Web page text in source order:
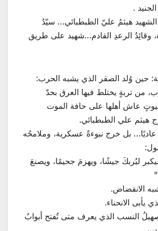
.
الشهيد هيثمُ عليّ الطبطبائي… سيّدُ
وقائِدُ الرعدِ القادم…شهيد على طريق
حين وُلد الصقر الذي يشبه الحرب:
من تربةٍ يختلط فيها العرق بحدّ
عاش أهلها على حافة الموت
هيثم علي الطبطبائي.
بل خرج نبوءةً عسكرية، وملامحُه
ليُربكَ جيشًا، ويهزمَ جحيمًا، ويصنعَ
الانقضاض.
يأبى الانحناء.
النسب الذي يعرف متى تُفتح أبوابُ